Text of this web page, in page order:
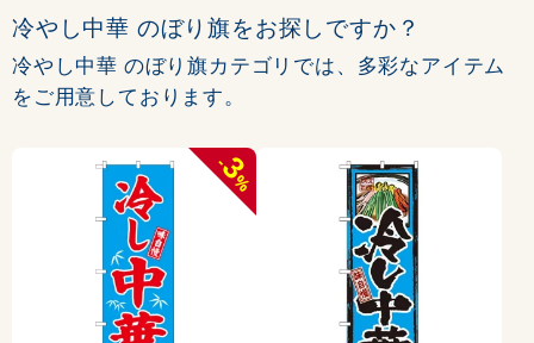
冷やし中華 のぼり旗をお探しですか？
冷やし中華 のぼり旗カテゴリでは、多彩なアイテム
をご用意しております。
-
3
%